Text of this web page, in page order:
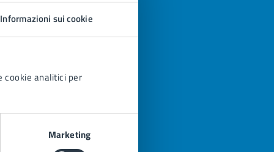
Informazioni sui cookie
cookie analitici per
Marketing